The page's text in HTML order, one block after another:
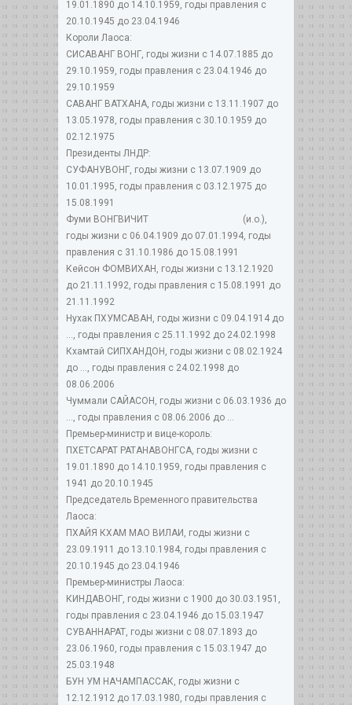
19.01.1890 до 14.10.1959, годы правления с
20.10.1945 до 23.04.1946
Короли Лаоса:
СИСАВАНГ ВОНГ, годы жизни с 14.07.1885 до
29.10.1959, годы правления с 23.04.1946 до
29.10.1959
САВАНГ ВАТХАНА, годы жизни с 13.11.1907 до
13.05.1978, годы правления с 30.10.1959 до
02.12.1975
Президенты ЛНДР:
СУФАНУВОНГ, годы жизни с 13.07.1909 до
10.01.1995, годы правления с 03.12.1975 до
15.08.1991
Фуми ВОНГВИЧИТ (и.о.),
годы жизни с 06.04.1909 до 07.01.1994, годы
правления с 31.10.1986 до 15.08.1991
Кейсон ФОМВИХАН, годы жизни с 13.12.1920
до 21.11.1992, годы правления с 15.08.1991 до
21.11.1992
Нухак ПХУМСАВАН, годы жизни с 09.04.1914 до
..., годы правления с 25.11.1992 до 24.02.1998
Кхамтай СИПХАНДОН, годы жизни с 08.02.1924
до ..., годы правления с 24.02.1998 до
08.06.2006
Чуммали САЙАСОН, годы жизни с 06.03.1936 до
..., годы правления с 08.06.2006 до ...
Премьер-министр и вице-король:
ПХЕТСАРАТ РАТАНАВОНГCА, годы жизни с
19.01.1890 до 14.10.1959, годы правления с
1941 до 20.10.1945
Председатель Временного правительства
Лаоса:
ПХАЙЯ КХАМ МАО ВИЛАИ, годы жизни с
23.09.1911 до 13.10.1984, годы правления с
20.10.1945 до 23.04.1946
Премьер-министры Лаоса:
КИНДАВОНГ, годы жизни с 1900 до 30.03.1951,
годы правления с 23.04.1946 до 15.03.1947
СУВАННАРАТ, годы жизни с 08.07.1893 до
23.06.1960, годы правления с 15.03.1947 до
25.03.1948
БУН УМ НАЧАМПАССАК, годы жизни с
12.12.1912 до 17.03.1980, годы правления с